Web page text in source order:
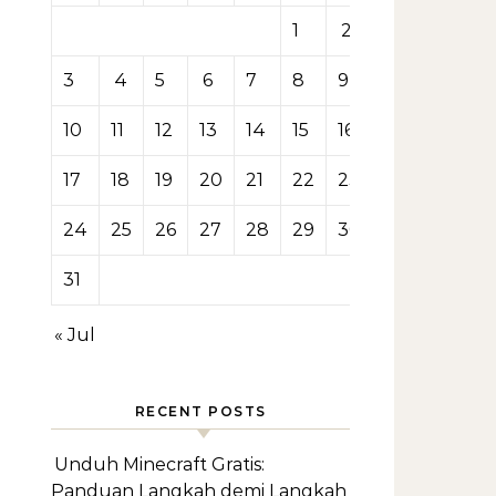
1 2
3 4 5 6 7 8 9
10 11 12 13 14 15 16
17 18 19 20 21 22 23
24 25 26 27 28 29 30
31
« Jul
RECENT POSTS
Unduh Minecraft Gratis:
Panduan Langkah demi Langkah